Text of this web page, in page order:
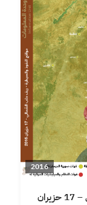
2016
مواقع النفوذ والسيطرة – ريف حلب الشمالي – 17 حزيران